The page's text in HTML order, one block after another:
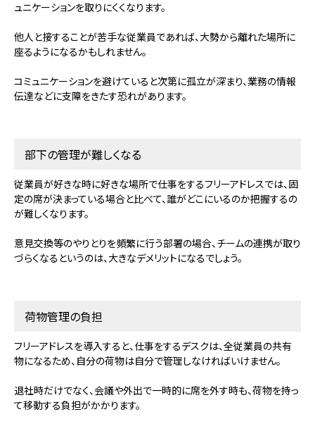
ュニケーションを取りにくくなります。
他人と接することが苦手な従業員であれば、大勢から離れた場所に
座るようになるかもしれません。
コミュニケーションを避けていると次第に孤立が深まり、業務の情報
伝達などに支障をきたす恐れがあります。
部下の管理が難しくなる
従業員が好きな時に好きな場所で仕事をするフリーアドレスでは、固
定の席が決まっている場合と比べて、誰がどこにいるのか把握するの
が難しくなります。
意見交換等のやりとりを頻繁に行う部署の場合、チームの連携が取り
づらくなるというのは、大きなデメリットになるでしょう。
荷物管理の負担
フリーアドレスを導入すると、仕事をするデスクは、全従業員の共有
物になるため、自分の荷物は自分で管理しなければいけません。
退社時だけでなく、会議や外出で一時的に席を外す時も、荷物を持っ
て移動する負担がかかります。